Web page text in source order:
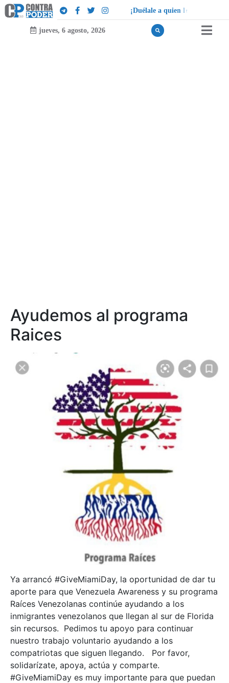
¡Duélale a quien l e
jueves, 6 agosto, 2026
Ayudemos al programa
Raices
Ya arrancó #GiveMiamiDay, la oportunidad de dar tu
aporte para que Venezuela Awareness y su programa
Raíces Venezolanas continúe ayudando a los
inmigrantes venezolanos que llegan al sur de Florida
sin recursos. Pedimos tu apoyo para continuar
nuestro trabajo voluntario ayudando a los
compatriotas que siguen llegando. Por favor,
solidarízate, apoya, actúa y comparte.
#GiveMiamiDay es muy importante para que puedan